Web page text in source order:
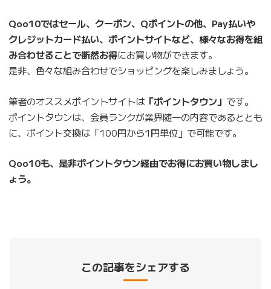
Qoo10ではセール、クーポン、Qポイントの他、Pay払いや
クレジットカード払い、ポイントサイトなど、様々なお得を組
み合わせることで断然お得にお買い物ができます。
是非、色々な組み合わせでショッピングを楽しみましょう。
筆者のオススメポイントサイトは「ポイントタウン」 です。
ポイントタウンは、会員ランクが業界随一の内容であるととも
に、ポイント交換は「100円から1円単位」で可能です。
Qoo10も、是非ポイントタウン経由でお得にお買い物しまし
ょう。
この記事をシェアする